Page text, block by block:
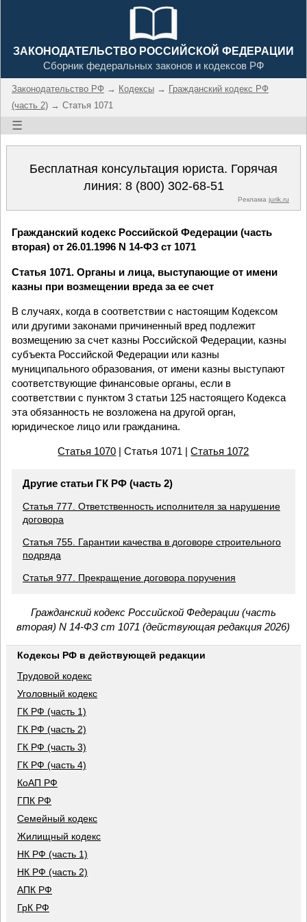
ЗАКОНОДАТЕЛЬСТВО РОССИЙСКОЙ ФЕДЕРАЦИИ
Сборник федеральных законов и кодексов РФ
Законодательство РФ → Кодексы → Гражданский кодекс РФ
(часть 2) → Статья 1071
☰
Бесплатная консультация юриста. Горячая
линия: 8 (800) 302-68-51
Реклама jurik.ru
Гражданский кодекс Российской Федерации (часть
вторая) от 26.01.1996 N 14-ФЗ ст 1071
Статья 1071. Органы и лица, выступающие от имени
казны при возмещении вреда за ее счет
В случаях, когда в соответствии с настоящим Кодексом
или другими законами причиненный вред подлежит
возмещению за счет казны Российской Федерации, казны
субъекта Российской Федерации или казны
муниципального образования, от имени казны выступают
соответствующие финансовые органы, если в
соответствии с пунктом 3 статьи 125 настоящего Кодекса
эта обязанность не возложена на другой орган,
юридическое лицо или гражданина.
Статья 1070 | Статья 1071 |Статья 1072
Другие статьи ГК РФ (часть 2)
Статья 777. Ответственность исполнителя за нарушение
договора
Статья 755. Гарантии качества в договоре строительного
подряда
Статья 977. Прекращение договора поручения
Гражданский кодекс Российской Федерации (часть
вторая) N 14-ФЗ ст 1071 (действующая редакция 2026)
Кодексы РФ в действующей редакции
Трудовой кодекс
Уголовный кодекс
ГК РФ (часть 1)
ГК РФ (часть 2)
ГК РФ (часть 3)
ГК РФ (часть 4)
КоАП РФ
ГПК РФ
Семейный кодекс
Жилищный кодекс
НК РФ (часть 1)
НК РФ (часть 2)
АПК РФ
ГрК РФ